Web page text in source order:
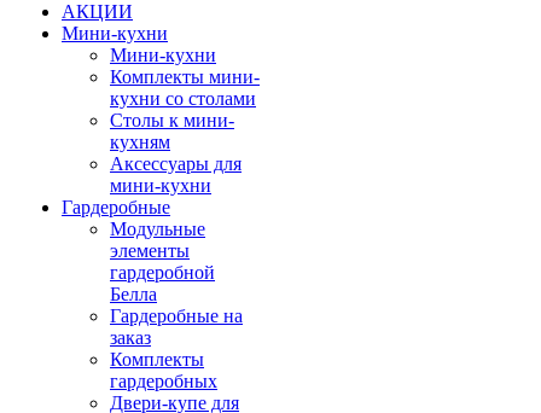
АКЦИИ
Мини-кухни
Мини-кухни
Комплекты мини-
кухни со столами
Столы к мини-
кухням
Аксессуары для
мини-кухни
Гардеробные
Модульные
элементы
гардеробной
Белла
Гардеробные на
заказ
Комплекты
гардеробных
Двери-купе для